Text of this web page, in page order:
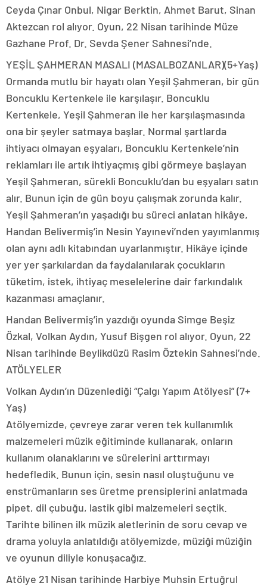
Ceyda Çınar Onbul, Nigar Berktin, Ahmet Barut, Sinan
Aktezcan rol alıyor. Oyun, 22 Nisan tarihinde Müze
Gazhane Prof. Dr. Sevda Şener Sahnesi’nde.
YEŞİL ŞAHMERAN MASALI (MASALBOZANLAR)(5+Yaş)
Ormanda mutlu bir hayatı olan Yeşil Şahmeran, bir gün
Boncuklu Kertenkele ile karşılaşır. Boncuklu
Kertenkele, Yeşil Şahmeran ile her karşılaşmasında
ona bir şeyler satmaya başlar. Normal şartlarda
ihtiyacı olmayan eşyaları, Boncuklu Kertenkele’nin
reklamları ile artık ihtiyaçmış gibi görmeye başlayan
Yeşil Şahmeran, sürekli Boncuklu’dan bu eşyaları satın
alır. Bunun için de gün boyu çalışmak zorunda kalır.
Yeşil Şahmeran’ın yaşadığı bu süreci anlatan hikâye,
Handan Belivermiş’in Nesin Yayınevi’nden yayımlanmış
olan aynı adlı kitabından uyarlanmıştır. Hikâye içinde
yer yer şarkılardan da faydalanılarak çocukların
tüketim, istek, ihtiyaç meselelerine dair farkındalık
kazanması amaçlanır.
Handan Belivermiş’in yazdığı oyunda Simge Beşiz
Özkal, Volkan Aydın, Yusuf Bişgen rol alıyor. Oyun, 22
Nisan tarihinde Beylikdüzü Rasim Öztekin Sahnesi’nde.
ATÖLYELER
Volkan Aydın’ın Düzenlediği “Çalgı Yapım Atölyesi” (7+
Yaş)
Atölyemizde, çevreye zarar veren tek kullanımlık
malzemeleri müzik eğitiminde kullanarak, onların
kullanım olanaklarını ve sürelerini arttırmayı
hedefledik. Bunun için, sesin nasıl oluştuğunu ve
enstrümanların ses üretme prensiplerini anlatmada
pipet, dil çubuğu, lastik gibi malzemeleri seçtik.
Tarihte bilinen ilk müzik aletlerinin de soru cevap ve
drama yoluyla anlatıldığı atölyemizde, müziği müziğin
ve oyunun diliyle konuşacağız.
Atölye 21 Nisan tarihinde Harbiye Muhsin Ertuğrul